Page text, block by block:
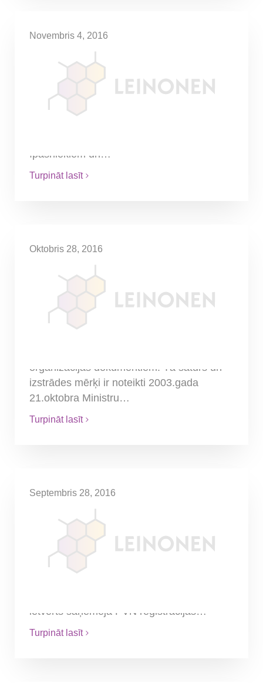
Novembris 4, 2016
Saimnieciskās darbības
apturēšana uz laiku
Katrs uzņēmums, neatkarīgi no tā
saimnieciskā darbības veida, var nonākt
īpašniekiem un…
Turpināt lasīt
Oktobris 28, 2016
Jauna grāmata par
grāmatvedības organizācijas
dokumentu izstrādi
Saskaņā ar Latvijas normatīvajos aktos
organizācijas dokumentiem. Tā saturs un
izstrādes mērķi ir noteikti 2003.gada
21.oktobra Ministru…
Turpināt lasīt
Septembris 28, 2016
Par PVN rēķinā obligāti
norādāmām ziņām
Ja rēķinā norādītais saņemtā pakalpojuma
apraksts nav pietiekami detalizēts, vai tas
ietverts saņēmēja PVN reģistrācijas…
Turpināt lasīt